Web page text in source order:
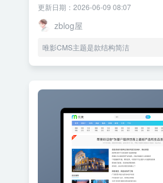
更新日期：2026-06-09 08:07
zblog屋
唯影CMS主题是款结构简洁